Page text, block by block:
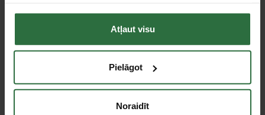
Atļaut visu
Pielāgot
Noraidīt
Failed to load product list.
Apskatītie produkti